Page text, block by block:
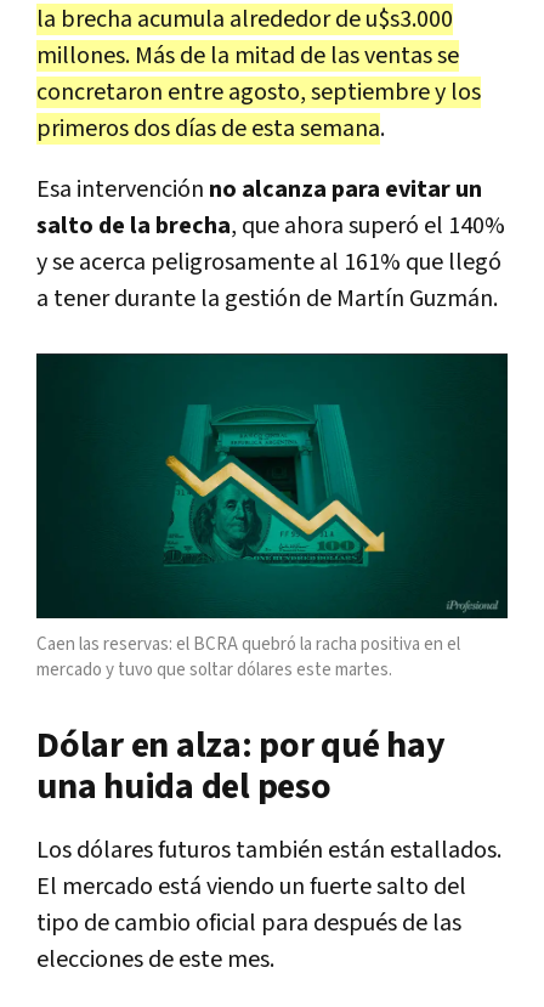
la brecha acumula alrededor de u$s3.000
millones. Más de la mitad de las ventas se
concretaron entre agosto, septiembre y los
primeros dos días de esta semana.
Esa intervención no alcanza para evitar un
salto de la brecha, que ahora superó el 140%
y se acerca peligrosamente al 161% que llegó
a tener durante la gestión de Martín Guzmán.
Caen las reservas: el BCRA quebró la racha positiva en el
mercado y tuvo que soltar dólares este martes.
Dólar en alza: por qué hay
una huida del peso
Los dólares futuros también están estallados.
El mercado está viendo un fuerte salto del
tipo de cambio oficial para después de las
elecciones de este mes.